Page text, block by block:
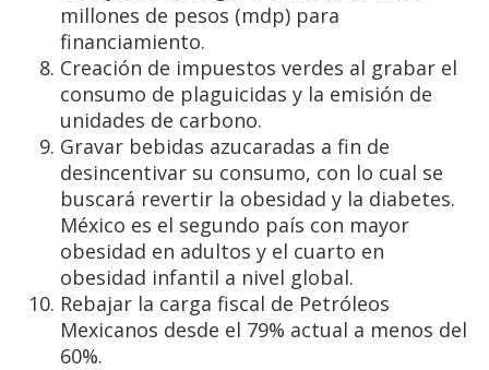
millones de pesos (mdp) para
financiamiento.
Creación de impuestos verdes al grabar el
consumo de plaguicidas y la emisión de
unidades de carbono.
Gravar bebidas azucaradas a fin de
desincentivar su consumo, con lo cual se
buscará revertir la obesidad y la diabetes.
México es el segundo país con mayor
obesidad en adultos y el cuarto en
obesidad infantil a nivel global.
Rebajar la carga fiscal de Petróleos
Mexicanos desde el 79% actual a menos del
60%.